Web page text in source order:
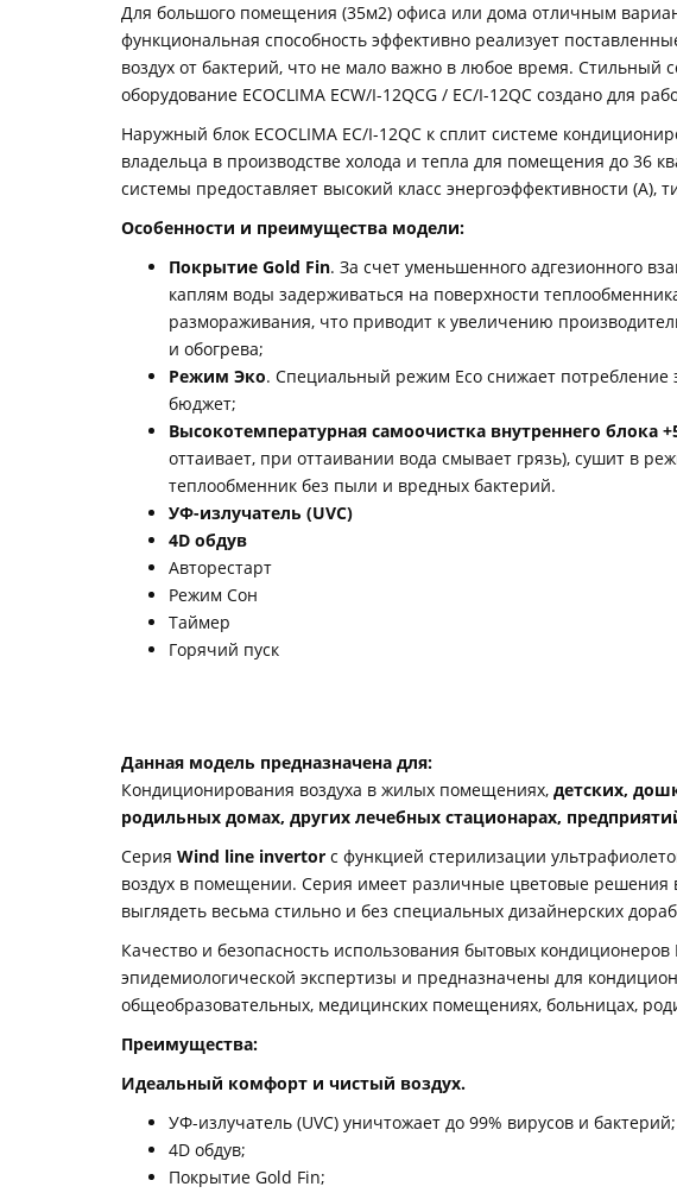
Для большого помещения (35м2) офиса или дома отличным
функциональная способность эффективно реализует
воздух от бактерий, что не мало важно в любое время.
оборудование ECOCLIMA ECW/I-12QCG / EC/I-12QC создано
Наружный блок ECOCLIMA EC/I-12QC к сплит системе
владельца в производстве холода и тепла для помещения до 36
системы предоставляет высокий класс энергоэффективности
Особенности и преимущества модели:
Покрытие Gold Fin. За счет уменьшенного адгезионного
каплям воды задерживаться на поверхности
размораживания, что приводит к увеличению
и обогрева;
Режим Эко. Специальный режим Eco снижает потребление
бюджет;
Высокотемпературная самоочистка внутреннего блока
оттаивает, при оттаивании вода смывает грязь), сушит в
теплообменник без пыли и вредных бактерий.
УФ-излучатель (UVC)
4D обдув
Авторестарт
Режим Сон
Таймер
Горячий пуск
Данная модель предназначена для:
Кондиционирования воздуха в жилых помещениях, детских,
родильных домах, других лечебных стационарах,
Серия Wind line invertor с функцией стерилизации
воздух в помещении. Серия имеет различные цветовые решения
выглядеть весьма стильно и без специальных дизайнерских
Качество и безопасность использования бытовых
эпидемиологической экспертизы и предназначены для
общеобразовательных, медицинских помещениях, больницах,
Преимущества:
Идеальный комфорт и чистый воздух.
УФ-излучатель (UVC) уничтожает до 99% вирусов и бактерий;
4D обдув;
Покрытие Gold Fin;